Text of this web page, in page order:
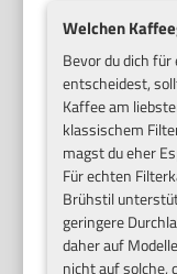
Welchen
Bevor du dich
entscheidest,
Kaffee am
klassischem
magst du eher
Für echten
Brühstil
geringere
daher auf
nicht auf solche,